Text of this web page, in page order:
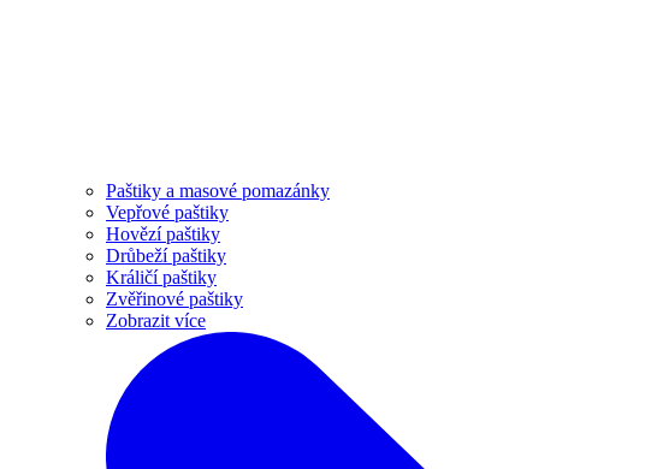
Paštiky a masové pomazánky
Vepřové paštiky
Hovězí paštiky
Drůbeží paštiky
Králičí paštiky
Zvěřinové paštiky
Zobrazit více